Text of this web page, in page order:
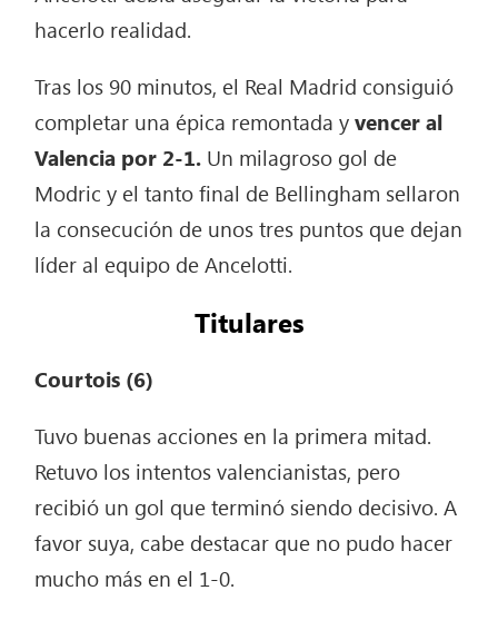
hacerlo realidad.
Tras los 90 minutos, el Real Madrid consiguió
completar una épica remontada yvencer al
Valencia por 2-1. Un milagroso gol de
Modric y el tanto final de Bellingham sellaron
la consecución de unos tres puntos que dejan
líder al equipo de Ancelotti.
Titulares
Courtois (6)
Tuvo buenas acciones en la primera mitad.
Retuvo los intentos valencianistas, pero
recibió un gol que terminó siendo decisivo. A
favor suya, cabe destacar que no pudo hacer
mucho más en el 1-0.